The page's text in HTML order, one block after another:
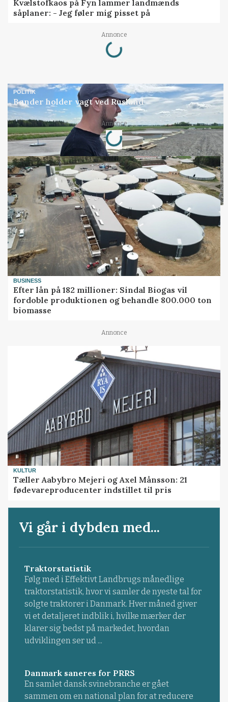
Kvælstofkaos på Fyn lammer landmænds
såplaner: - Jeg føler mig pisset på
Annonce
Loading...
POLITIK
Bønder holder vagt ved Rusland
Annonce
Loading...
BUSINESS
Efter lån på 182 millioner: Sindal Biogas vil
fordoble produktionen og behandle 800.000 ton
biomasse
Annonce
KULTUR
Tæller Aabybro Mejeri og Axel Månsson: 21
fødevareproducenter indstillet til pris
Vi går i dybden med...
Traktorstatistik
Følg med i Effektivt Landbrugs månedlige
traktorstatistik, hvor vi samler de nyeste tal for
solgte traktorer i Danmark. Hver måned giver
vi et detaljeret indblik i, hvilke mærker der
klarer sig bedst på markedet, hvordan
udviklingen ser ud ...
Danmark saneres for PRRS
En samlet dansk svinebranche er gået
sammen om en national plan for at reducere